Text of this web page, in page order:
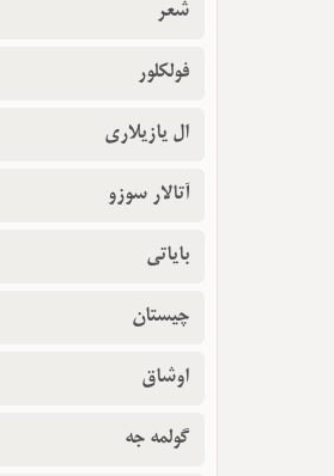
شعر
فولکلور
ال یازیلاری
آتالار سوزو
بایاتی
چیستان
اوشاق
گولمه جه